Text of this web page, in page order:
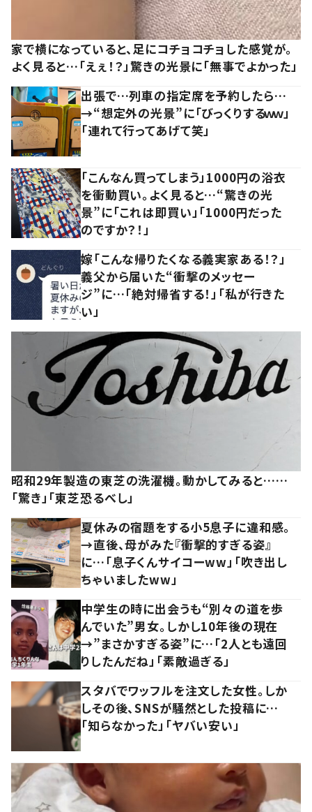
家で横になっていると、足にコチョコチョした感覚が。
よく見ると…「えぇ！？」驚きの光景に「無事でよかった」
出張で…列車の指定席を予約したら…
→“想定外の光景”に「びっくりするｗｗ」
「連れて行ってあげて笑」
「こんなん買ってしまう」1000円の浴衣
を衝動買い。よく見ると…“驚きの光
景”に「これは即買い」「1000円だった
のですか？！」
嫁「こんな帰りたくなる義実家ある！？」
義父から届いた“衝撃のメッセー
ジ”に…「絶対帰省する！」「私が行きた
い」
昭和29年製造の東芝の洗濯機。動かしてみると……
「驚き」「東芝恐るべし」
夏休みの宿題をする小5息子に違和感。
→直後、母がみた『衝撃的すぎる姿』
に…「息子くんサイコーww」「吹き出し
ちゃいましたww」
中学生の時に出会うも“別々の道を歩
んでいた”男女。しかし10年後の現在
→”まさかすぎる姿”に…「2人とも遠回
りしたんだね」「素敵過ぎる」
スタバでワッフルを注文した女性。しか
しその後、SNSが騒然とした投稿に…
「知らなかった」「ヤバい安い」